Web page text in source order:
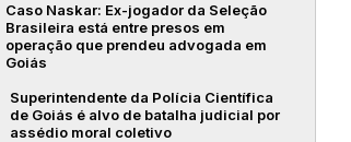
Caso Naskar: Ex-jogador da Seleção
Brasileira está entre presos em
operação que prendeu advogada em
Goiás
Superintendente da Polícia Científica
de Goiás é alvo de batalha judicial por
assédio moral coletivo